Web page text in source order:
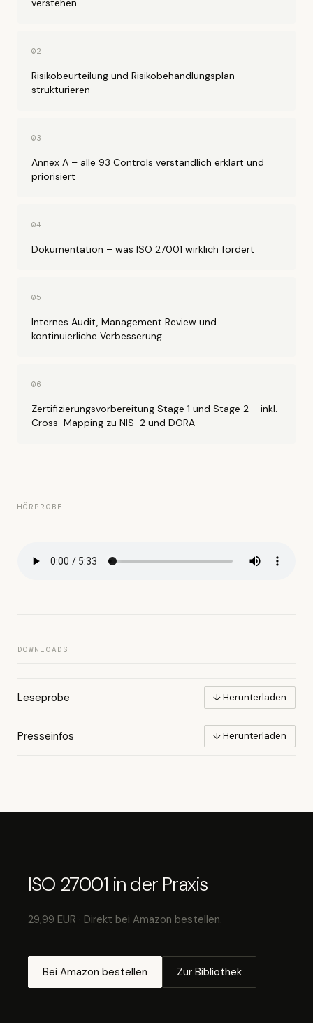
verstehen
02
Risikobeurteilung und Risikobehandlungsplan
strukturieren
03
Annex A – alle 93 Controls verständlich erklärt und
priorisiert
04
Dokumentation – was ISO 27001 wirklich fordert
05
Internes Audit, Management Review und
kontinuierliche Verbesserung
06
Zertifizierungsvorbereitung Stage 1 und Stage 2 – inkl.
Cross-Mapping zu NIS-2 und DORA
HÖRPROBE
DOWNLOADS
Leseprobe ↓ Herunterladen
Presseinfos ↓ Herunterladen
ISO 27001 in der Praxis
29,99 EUR · Direkt bei Amazon bestellen.
Bei Amazon bestellen Zur Bibliothek